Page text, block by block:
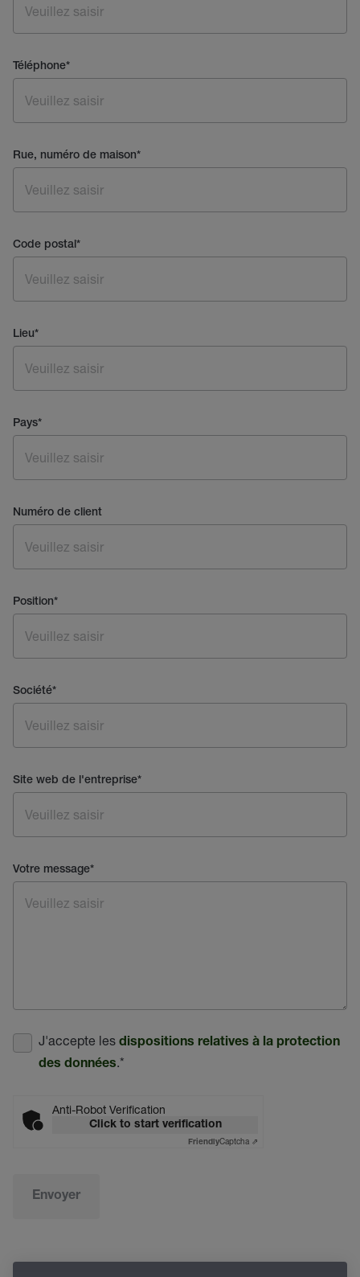
Téléphone*
Rue, numéro de maison*
Code postal*
Lieu*
Pays*
Numéro de client
Position*
Société*
Site web de l'entreprise*
Votre message*
J'accepte les dispositions relatives à la protection
des données.*
Anti-Robot Verification
Click to start verification
FriendlyCaptcha ⇗
Envoyer